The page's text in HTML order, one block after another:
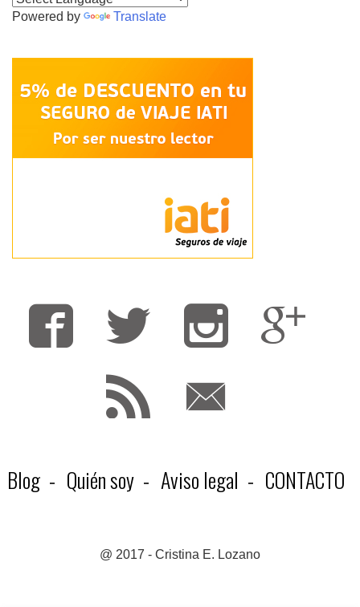
Powered by Translate
Blog Quién soy Aviso legal CONTACTO
@ 2017 - Cristina E. Lozano